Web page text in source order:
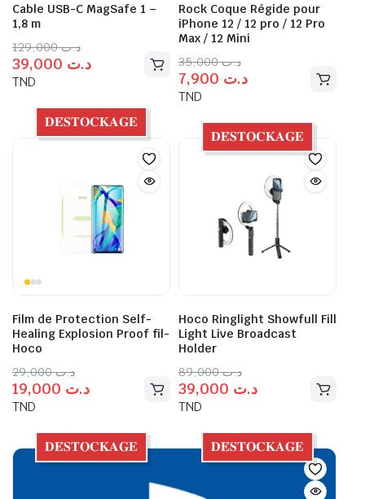
Cable USB-C MagSafe 1 –
1,8 m
د.ت129,000
د.ت
TND
𝐃𝐄́𝐒𝐓𝐎𝐂𝐊𝐀𝐆𝐄
Rock Coque Régide pour
iPhone 12 / 12 pro / 12 Pro
Max / 12 Mini
د.ت35,000
د.ت
TND
𝐃𝐄́𝐒𝐓𝐎𝐂𝐊𝐀𝐆𝐄
Film de Protection Self-
Healing Explosion Proof fil-
Hoco
د.ت29,000
د.ت
TND
𝐃𝐄́𝐒𝐓𝐎𝐂𝐊𝐀𝐆𝐄
Hoco Ringlight Showfull Fill
Light Live Broadcast
Holder
د.ت89,000
د.ت
TND
𝐃𝐄́𝐒𝐓𝐎𝐂𝐊𝐀𝐆𝐄